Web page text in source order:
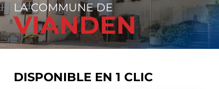
LA COMMUNE DE
VIANDEN
DISPONIBLE EN 1 CLIC